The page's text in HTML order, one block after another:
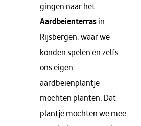
gingen naar het
Aardbeienterrasin
Rijsbergen, waar we
konden spelen en zelfs
ons eigen
aardbeienplantje
mochten planten. Dat
plantje mochten we mee